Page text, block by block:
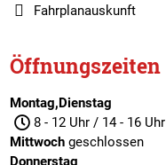
Fahrplanauskunft
Öffnungszeiten
Montag,Dienstag
8 - 12 Uhr / 14 - 16 Uhr
Mittwochgeschlossen
Donnerstag